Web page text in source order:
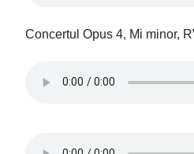
Concertul Opus 4, Mi minor,